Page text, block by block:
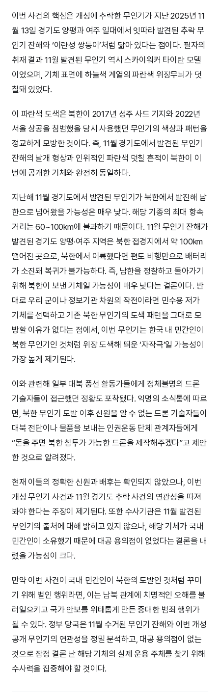
이번 사건의 핵심은 개성에 추락한 무인기가 지난 2025년 11
월 13일 경기도 양평과 여주 일대에서 잇따라 발견된 추락 무
인기 잔해와 ‘이란성 쌍둥이’처럼 닮아 있다는 점이다. 필자의
취재 결과 11월 발견된 무인기 역시 스카이워커 타이탄 모델
이었으며, 기체 표면에 하늘색 계열의 파란색 위장무늬가 덧
칠돼 있었다.
이 파란색 도색은 북한이 2017년 성주 사드 기지와 2022년
서울 상공을 침범했을 당시 사용했던 무인기의 색상과 패턴을
정교하게 모방한 것이다. 즉, 11월 경기도에서 발견된 무인기
잔해의 날개 형상과 인위적인 파란색 덧칠 흔적이 북한이 이
번에 공개한 기체와 완전히 동일하다.
지난해 11월 경기도에서 발견된 무인기가 북한에서 발진해 남
한으로 넘어왔을 가능성은 매우 낮다. 해당 기종의 최대 항속
거리는 60~100km에 불과하기 때문이다. 11월 무인기 잔해가
발견된 경기도 양평·여주 지역은 북한 접경지에서 약 100km
떨어진 곳으로, 북한에서 이륙했다면 편도 비행만으로 배터리
가 소진돼 복귀가 불가능하다. 즉, 남한을 정찰하고 돌아가기
위해 북한이 보낸 기체일 가능성이 매우 낮다는 결론이다. 반
대로 우리 군이나 정보기관 차원의 작전이라면 민수용 저가
기체를 선택하고 기존 북한 무인기의 도색 패턴을 그대로 모
방할 이유가 없다는 점에서, 이번 무인기는 한국 내 민간인이
북한 무인기인 것처럼 위장 도색해 띄운 ‘자작극’일 가능성이
가장 높게 제기된다.
이와 관련해 일부 대북 풍선 활동가들에게 정체불명의 드론
기술자들이 접근했던 정황도 포착됐다. 익명의 소식통에 따르
면, 북한 무인기 도발 이후 신원을 알 수 없는 드론 기술자들이
대북 전단이나 물품을 보내는 인권운동 단체 관계자들에게
“돈을 주면 북한 침투가 가능한 드론을 제작해주겠다”고 제안
한 것으로 알려졌다.
현재 이들의 정확한 신원과 배후는 확인되지 않았으나, 이번
개성 무인기 사건과 11월 경기도 추락 사건의 연관성을 따져
봐야 한다는 주장이 제기된다. 또한 수사기관은 11월 발견된
무인기의 출처에 대해 밝히고 있지 않으나, 해당 기체가 국내
민간인이 소유했기 때문에 대공 용의점이 없었다는 결론을 내
렸을 가능성이 크다.
만약 이번 사건이 국내 민간인이 북한의 도발인 것처럼 꾸미
기 위해 벌인 행위라면, 이는 남북 관계에 치명적인 오해를 불
러일으키고 국가 안보를 위태롭게 만든 중대한 범죄 행위가
될 수 있다. 정부 당국은 11월 수거된 무인기 잔해와 이번 개성
공개 무인기의 연관성을 정밀 분석하고, 대공 용의점이 없는
것으로 잠정 결론 난 해당 기체의 실제 운용 주체를 찾기 위해
수사력을 집중해야 할 것이다.